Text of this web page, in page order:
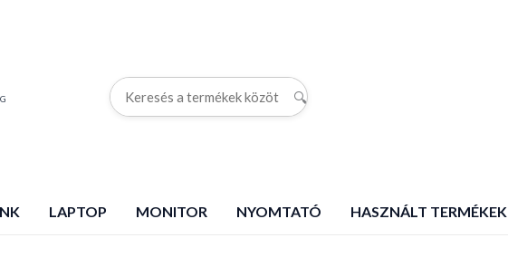
🔍
LAPTOP MONITOR NYOMTATÓ HASZNÁLT TERMÉKEK